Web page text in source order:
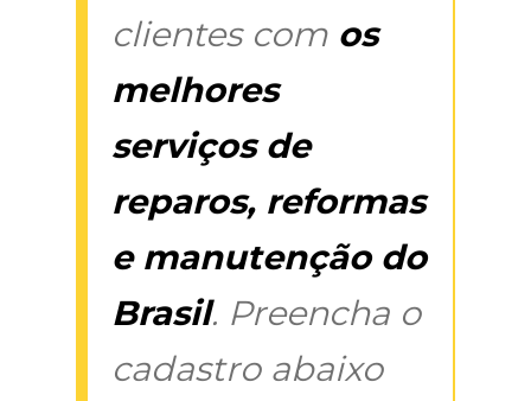
clientes com os
melhores
serviços de
reparos, reformas
e manutenção do
Brasil. Preencha o
cadastro abaixo